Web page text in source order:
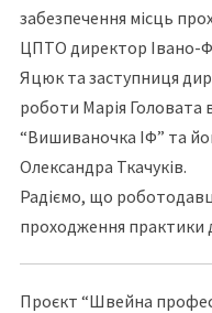
забезпечення місць
ЦПТО директор Івано-
Яцюк та заступниця
роботи Марія Головата
“Вишиваночка ІФ” та
Олександра Ткачуків.
Радіємо, що
проходження практики
Проєкт “Швейна